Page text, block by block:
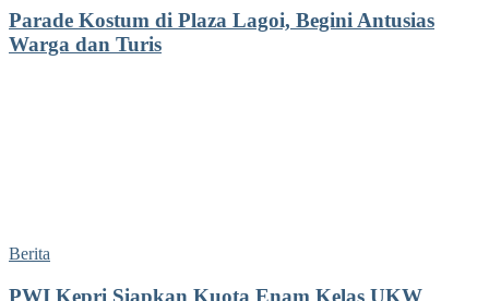
Parade Kostum di Plaza Lagoi, Begini Antusias
Warga dan Turis
Berita
PWI Kepri Siapkan Kuota Enam Kelas UKW